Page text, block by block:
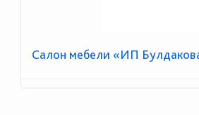
Салон мебели «ИП